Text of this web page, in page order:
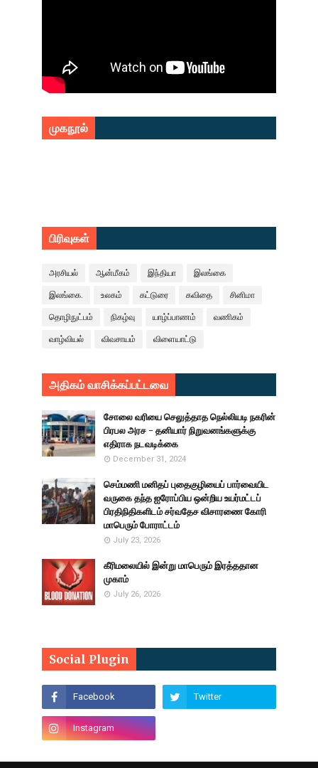
முகநூல்
பிரிவுகள்
அரசியல் ஆன்மீகம் இந்தியா இலங்கை
இலங்கை. உலகம் கட்டுரை கவிதை சினிமா
தொழிநுட்பம் நிகழ்வு யாழ்ப்பாணம் வணிகம்
வாழ்வியல் விவசாயம் விளையாட்டு
அதிகம் வாசிக்கப்பட்டவை
சோலை வரியை செலுத்தாத நெல்லியடி நகரின்
பிரபல அரச - தனியார் நிறுவனங்களுக்கு
எதிராக நடவடிக்கை
December 31, 2024
செம்மணி மனிதப் புதைகுழியைப் பார்வையிட
வருகை தந்த ஐரோப்பிய ஒன்றிய உயர்மட்டப்
பிரதிநிதிகளிடம் சர்வதேச விசாரணை கோரி
மாபெரும் போராட்டம்
July 23, 2026
கீரிமலையில் இன்று மாபெரும் இரத்ததான
முகாம்
July 26, 2026
Social Plugin